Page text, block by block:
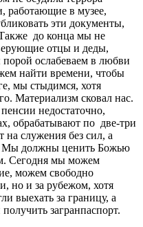
работающие в музее,
эти документы,
до конца мы не
отцы и деды,
ослабеваем в любви
найти времени, чтобы
мы стыдимся, хотя
Материализм сковал нас.
недостаточно,
обрабатывают по две-три
на служения без сил, а
Мы должны ценить Божью
Сегодня мы можем
можем свободно
но и за рубежом, хотя
выехать за границу, а
загранпаспорт.